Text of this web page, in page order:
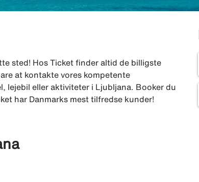
sted! Hos Ticket finder altid de billigste
at kontakte vores kompetente
lejebil eller aktiviteter i Ljubljana. Booker du
har Danmarks mest tilfredse kunder!